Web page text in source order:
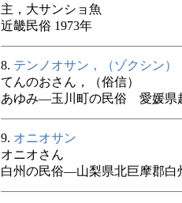
主，大サンショ魚
近畿民俗 1973年
8. テンノオサン，（ゾクシン）
てんのおさん，（俗信）
あゆみ―玉川町の民俗 愛媛県
9. オニオサン
オニオさん
白州の民俗―山梨県北巨摩郡